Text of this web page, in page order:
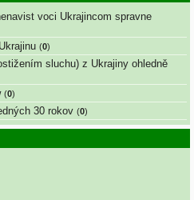
voci Ukrajincom spravne
(0)
sluchu) z Ukrajiny ohledně
(0)
30 rokov (0)